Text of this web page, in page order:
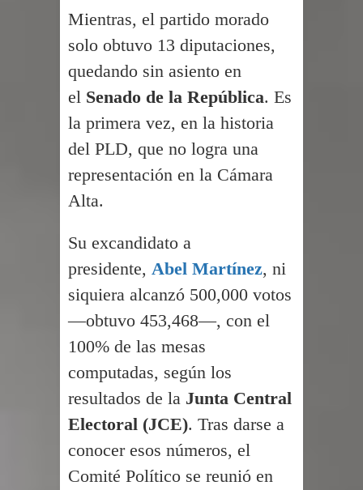
Mientras, el partido morado
solo obtuvo 13 diputaciones,
quedando sin asiento en
el Senado de la República. Es
la primera vez, en la historia
del PLD, que no logra una
representación en la Cámara
Alta.
Su excandidato a
presidente, Abel Martínez, ni
siquiera alcanzó 500,000 votos
—obtuvo 453,468—, con el
100% de las mesas
computadas, según los
resultados de la Junta Central
Electoral (JCE). Tras darse a
conocer esos números, el
Comité Político se reunió en